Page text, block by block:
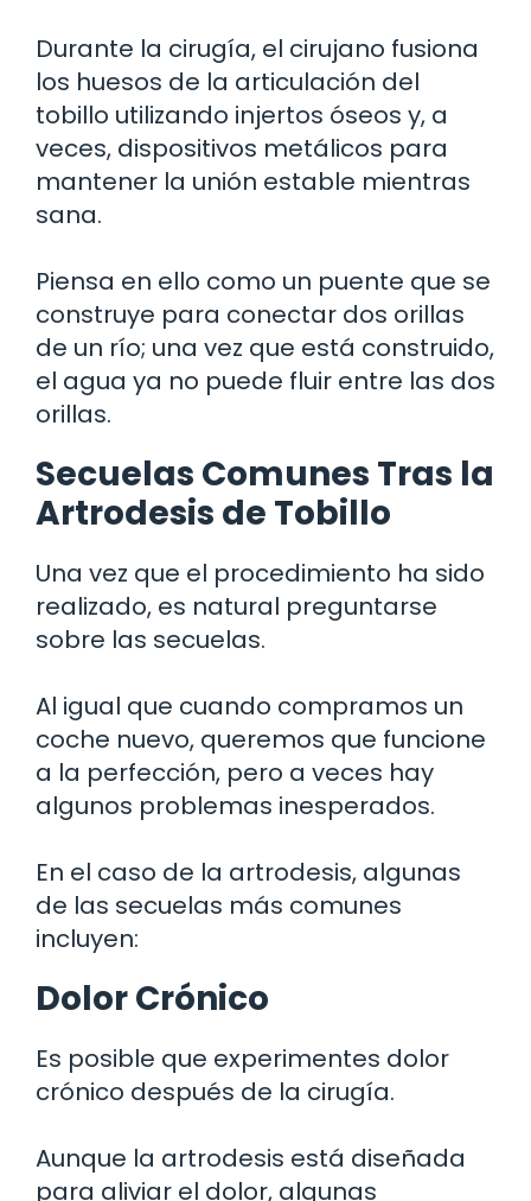
Durante la cirugía, el cirujano fusiona
los huesos de la articulación del
tobillo utilizando injertos óseos y, a
veces, dispositivos metálicos para
mantener la unión estable mientras
sana.
Piensa en ello como un puente que se
construye para conectar dos orillas
de un río; una vez que está construido,
el agua ya no puede fluir entre las dos
orillas.
Secuelas Comunes Tras la
Artrodesis de Tobillo
Una vez que el procedimiento ha sido
realizado, es natural preguntarse
sobre las secuelas.
Al igual que cuando compramos un
coche nuevo, queremos que funcione
a la perfección, pero a veces hay
algunos problemas inesperados.
En el caso de la artrodesis, algunas
de las secuelas más comunes
incluyen:
Dolor Crónico
Es posible que experimentes dolor
crónico después de la cirugía.
Aunque la artrodesis está diseñada
para aliviar el dolor, algunas